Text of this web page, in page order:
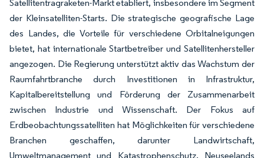
Satellitentragraketen-Markt etabliert, insbesondere im Segment
der Kleinsatelliten-Starts. Die strategische geografische Lage
des Landes, die Vorteile für verschiedene Orbitalneigungen
bietet, hat internationale Startbetreiber und Satellitenhersteller
angezogen. Die Regierung unterstützt aktiv das Wachstum der
Raumfahrtbranche durch Investitionen in Infrastruktur,
Kapitalbereitstellung und Förderung der Zusammenarbeit
zwischen Industrie und Wissenschaft. Der Fokus auf
Erdbeobachtungssatelliten hat Möglichkeiten für verschiedene
Branchen geschaffen, darunter Landwirtschaft,
Umweltmanagement und Katastrophenschutz. Neuseelands